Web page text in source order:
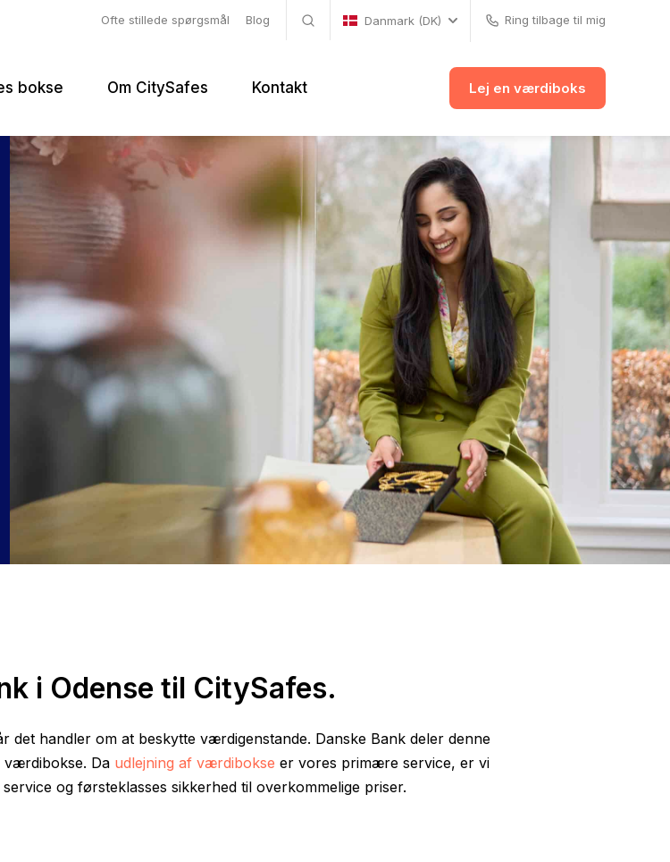
Ofte stillede spørgsmål Blog Danmark (DK) Ring tilbage til mig
bokse Om CitySafes Kontakt Lej en værdiboks
i Odense til CitySafes.
det handler om at beskytte værdigenstande. Danske Bank deler denne
værdibokse. Da udlejning af værdibokse er vores primære service, er vi
og førsteklasses sikkerhed til overkommelige priser.